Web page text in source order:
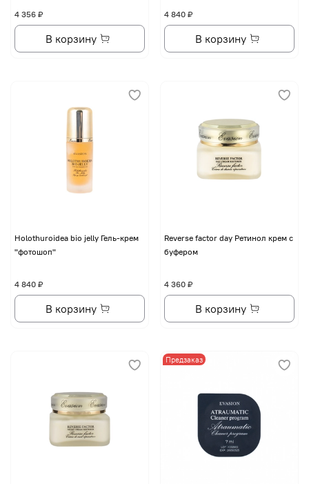
4 356 ₽
В корзину
4 840 ₽
В корзину
Holothuroidea bio jelly Гель-крем
"фотошоп"
4 840 ₽
В корзину
Reverse factor day Ретинол крем с
буфером
4 360 ₽
В корзину
Предзаказ